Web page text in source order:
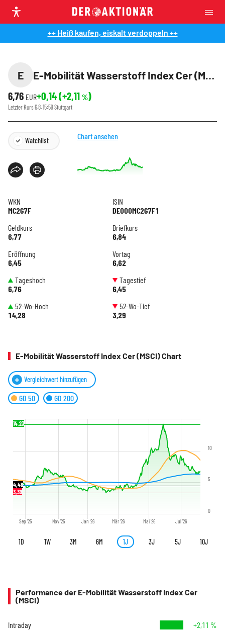
++ Heiß kaufen, eiskalt verdoppeln ++
E
E-Mobilität Wasserstoff Index Cer (MSCI)
6,76 EUR+0,14(+2,11 %)
Letzter Kurs6.8. 15:59Stuttgart
Watchlist Chart ansehen
WKN
MC2G7F
ISIN
DE000MC2G7F1
Geldkurs
6,77
Briefkurs
6,84
Eröffnung
6,45
Vortag
6,62
Tageshoch
6,76
Tagestief
6,45
52-Wo-Hoch
14,28
52-Wo-Tief
3,29
E-Mobilität Wasserstoff Index Cer (MSCI) Chart
Vergleichwert hinzufügen
GD 50 GD 200
Sep '25 Nov '25 Jan '26 Mär '26 Mai '26 Jul '26
0
5
10
4,48
3,39
14,23
1D 1W 3M 6M 1J 3J 5J 10J
Performance der E-Mobilität Wasserstoff Index Cer
(MSCI)
Intraday +2,11 %